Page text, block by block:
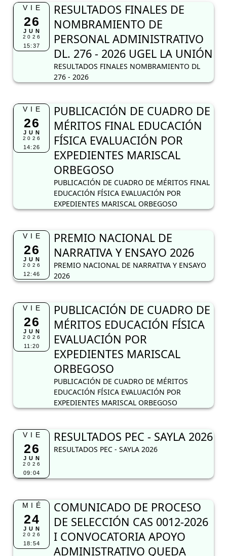
VIE
26
JUN
2026
15:37
RESULTADOS FINALES DE
NOMBRAMIENTO DE
PERSONAL ADMINISTRATIVO
DL. 276 - 2026 UGEL LA UNIÓN
RESULTADOS FINALES NOMBRAMIENTO DL
276 - 2026
VIE
26
JUN
2026
14:26
PUBLICACIÓN DE CUADRO DE
MÉRITOS FINAL EDUCACIÓN
FÍSICA EVALUACIÓN POR
EXPEDIENTES MARISCAL
ORBEGOSO
PUBLICACIÓN DE CUADRO DE MÉRITOS FINAL
EDUCACIÓN FÍSICA EVALUACIÓN POR
EXPEDIENTES MARISCAL ORBEGOSO
VIE
26
JUN
2026
12:46
PREMIO NACIONAL DE
NARRATIVA Y ENSAYO 2026
PREMIO NACIONAL DE NARRATIVA Y ENSAYO
2026
VIE
26
JUN
2026
11:20
PUBLICACIÓN DE CUADRO DE
MÉRITOS EDUCACIÓN FÍSICA
EVALUACIÓN POR
EXPEDIENTES MARISCAL
ORBEGOSO
PUBLICACIÓN DE CUADRO DE MÉRITOS
EDUCACIÓN FÍSICA EVALUACIÓN POR
EXPEDIENTES MARISCAL ORBEGOSO
VIE
26
JUN
2026
09:04
RESULTADOS PEC - SAYLA 2026
RESULTADOS PEC - SAYLA 2026
MIÉ
24
JUN
2026
18:54
COMUNICADO DE PROCESO
DE SELECCIÓN CAS 0012-2026
I CONVOCATORIA APOYO
ADMINISTRATIVO QUEDA